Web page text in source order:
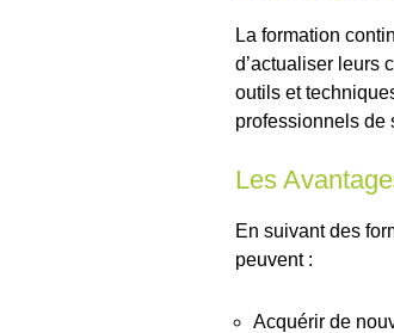
La formation
d’actualiser leurs
outils et
professionnels de
Les
En suivant des
peuvent :
Acquérir de